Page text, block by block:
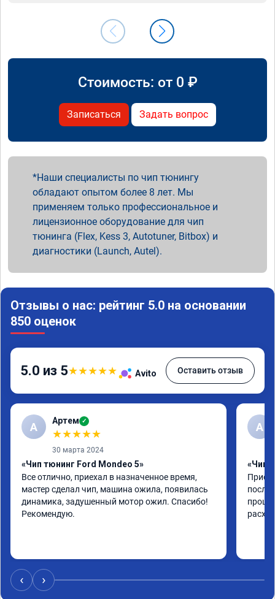
Стоимость: от 0 ₽
Записаться Задать вопрос
Наши специалисты по чип тюнингу
обладают опытом более 8 лет. Мы
применяем только профессиональное и
лицензионное оборудование для чип
тюнинга (Flex, Kess 3, Autotuner, Bitbox) и
диагностики (Launch, Autel).
Отзывы о нас: рейтинг 5.0 на основании
850 оценок
5.0 из 5★★★★★ Avito Оставить отзыв
А Артем ✓
★★★★★
30 марта 2024
«Чип тюнинг Ford Mondeo 5»
Все отлично, приехал в назначенное время,
мастер сделал чип, машина ожила, появилась
динамика, задушенный мотор ожил. Спасибо!
Рекомендую.
А
«Чип
после
‹ ›